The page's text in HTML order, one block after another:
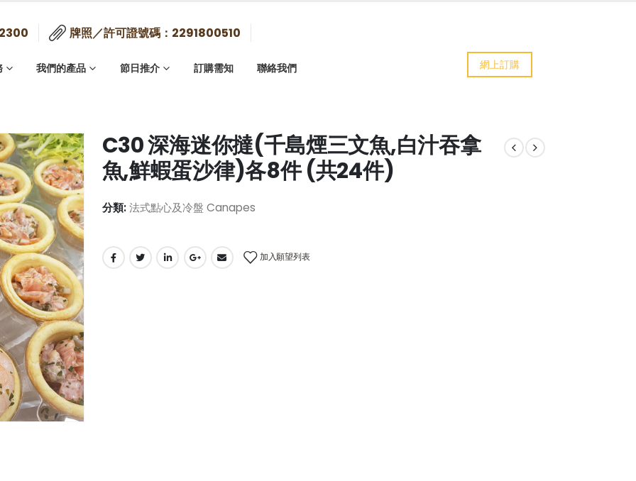
牌照／許可證號碼：2291800510
我們的產品 節日推介 訂購需知 聯絡我們 網上訂購
C30 深海迷你撻(千島煙三文魚,白汁吞拿
魚,鮮蝦蛋沙律)各8件 (共24件)
分類:法式點心及冷盤 Canapes
加入願望列表